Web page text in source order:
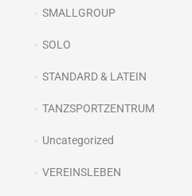
SMALLGROUP
SOLO
STANDARD & LATEIN
TANZSPORTZENTRUM
Uncategorized
VEREINSLEBEN